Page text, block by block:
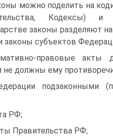
можно поделить на
Кодексы)
законы разделяют
субъектов
правовые акты
не должны ему
подзаконными
РФ;
Правительства РФ;